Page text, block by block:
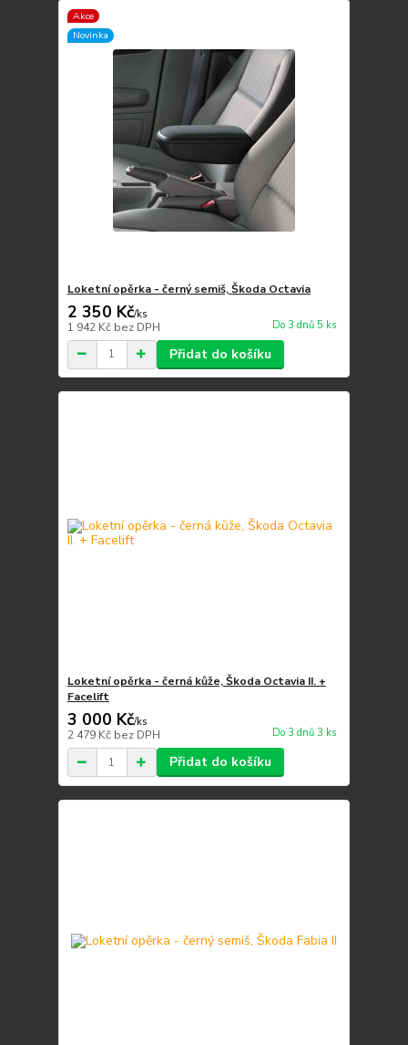
Akce
Novinka
Loketní opěrka - černý semiš, Škoda Octavia
2 350 Kč/ks
1 942 Kč bez DPH Do 3 dnů 5 ks
Přidat do košíku
Loketní opěrka - černá kůže, Škoda Octavia II. +
Facelift
3 000 Kč/ks
2 479 Kč bez DPH Do 3 dnů 3 ks
Přidat do košíku